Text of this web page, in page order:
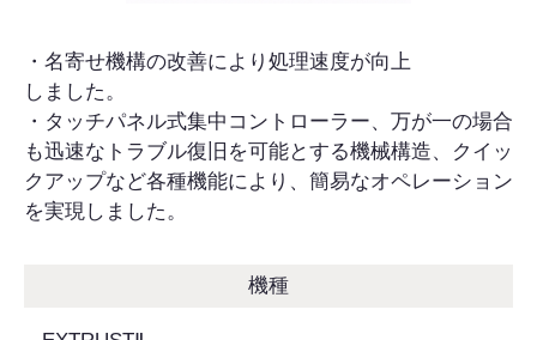
・名寄せ機構の改善により処理速度が向上
しました。
・タッチパネル式集中コントローラー、万が一の場合
も迅速なトラブル復旧を可能とする機械構造、クイッ
クアップなど各種機能により、簡易なオペレーション
を実現しました。
機種